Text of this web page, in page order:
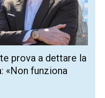
prova a dettare la
«Non funziona